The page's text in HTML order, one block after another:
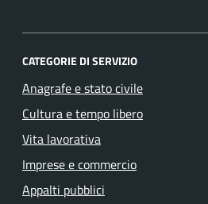
CATEGORIE DI SERVIZIO
Anagrafe e stato civile
Cultura e tempo libero
Vita lavorativa
Imprese e commercio
Appalti pubblici